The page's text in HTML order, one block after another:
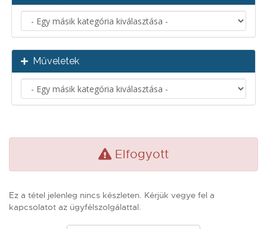
Műveletek
Elfogyott
Ez a tétel jelenleg nincs készleten. Kérjük vegye fel a
kapcsolatot az ügyfélszolgálattal.